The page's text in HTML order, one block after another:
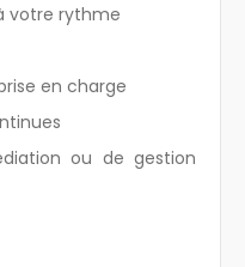
votre rythme
en charge
ou de gestion